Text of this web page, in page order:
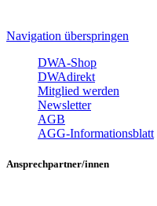
Navigation überspringen
DWA-Shop
DWAdirekt
Mitglied werden
Newsletter
AGB
AGG-Informationsblatt
Ansprechpartner/innen